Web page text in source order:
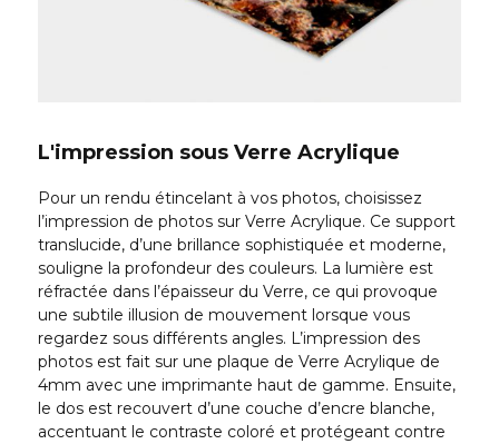
L'impression sous Verre Acrylique
Pour un rendu étincelant à vos photos, choisissez
l’impression de photos sur Verre Acrylique. Ce support
translucide, d’une brillance sophistiquée et moderne,
souligne la profondeur des couleurs. La lumière est
réfractée dans l’épaisseur du Verre, ce qui provoque
une subtile illusion de mouvement lorsque vous
regardez sous différents angles. L’impression des
photos est fait sur une plaque de Verre Acrylique de
4mm avec une imprimante haut de gamme. Ensuite,
le dos est recouvert d’une couche d’encre blanche,
accentuant le contraste coloré et protégeant contre